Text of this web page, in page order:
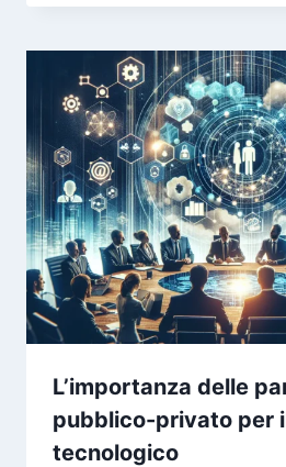
L’importanza delle
pubblico-privato per
tecnologico